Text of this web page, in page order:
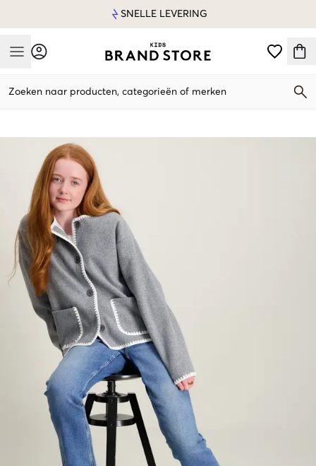
SNELLE LEVERING
Mobile Menu
Zoeken naar producten, categorieën of merken